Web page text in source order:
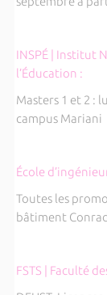
INSPÉ | Institut
l’Éducation :
Masters 1 et 2 :
campus Mariani
École
Toutes les
bâtiment
FSTS | Faculté